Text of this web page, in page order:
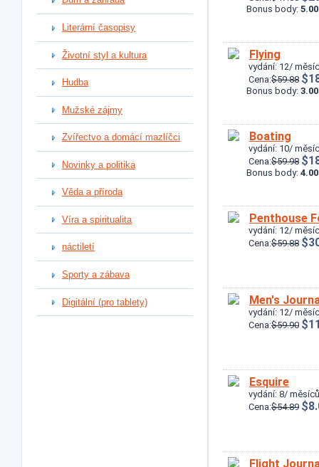
Literární časopisy
Životní styl a kultura
Hudba
Mužské zájmy
Zvířectvo a domácí mazlíčci
Novinky a politika
Věda a příroda
Víra a spiritualita
náctiletí
Sporty a zábava
Digitální (pro tablety)
Bonus body: 5.00
Flying
vydání: 12/
Cena:$59.88
Bonus body: 3.00
Boating
vydání: 10/
Cena:$59.98
Bonus body: 4.00
Penthouse
vydání: 12/
Cena:$59.88
Men's
vydání: 12/
Cena:$59.90
Esquire
vydání: 8/
Cena:$54.89
Flight